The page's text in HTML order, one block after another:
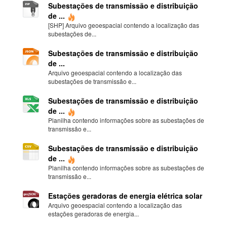
Subestações de transmissão e distribuição
de ...
[SHP] Arquivo geoespacial contendo a localização das
subestações de...
Subestações de transmissão e distribuição
de ...
Arquivo geoespacial contendo a localização das
subestações de transmissão e...
Subestações de transmissão e distribuição
de ...
Planilha contendo informações sobre as subestações de
transmissão e...
Subestações de transmissão e distribuição
de ...
Planilha contendo informações sobre as subestações de
transmissão e...
Estações geradoras de energia elétrica solar
Arquivo geoespacial contendo a localização das
estações geradoras de energia...